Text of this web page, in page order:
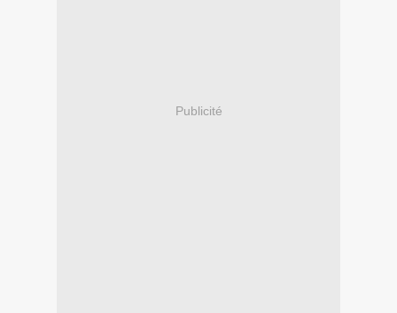
Publicité